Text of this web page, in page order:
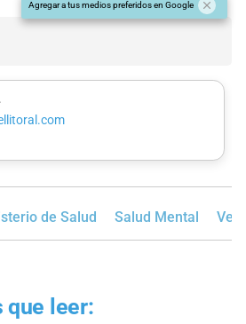
Agregar a tus medios preferidos en Google
de Salud Salud Mental
que leer: